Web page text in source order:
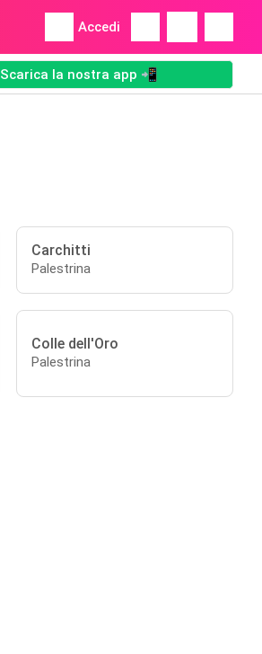
Accedi
Scarica la nostra app 📲
Carchitti
Palestrina
Colle dell'Oro
Palestrina